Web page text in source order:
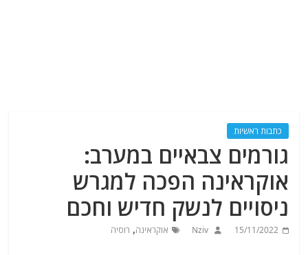
כתבות ראשיות
גורמים צבאיים במערב:
אוקראינה הפכה למגרש
ניסויים לנשק חדיש וחכם
15/11/2022
Nziv אוקראינה, רוסיה